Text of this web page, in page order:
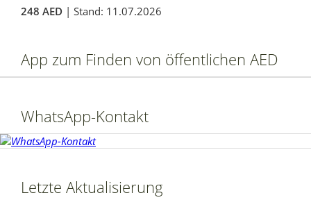
248 AED | Stand: 11.07.2026
App zum Finden von öffentlichen AED
WhatsApp-Kontakt
Letzte Aktualisierung